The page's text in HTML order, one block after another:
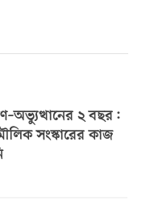
২ বছর:
সংস্কারের কাজ